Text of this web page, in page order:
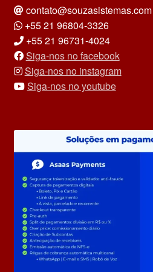
contato@souzasistemas.com
+55 21 96804-3326
+55 21 96731-4024
Siga-nos no facebook
Siga-nos no instagram
Siga-nos no youtube